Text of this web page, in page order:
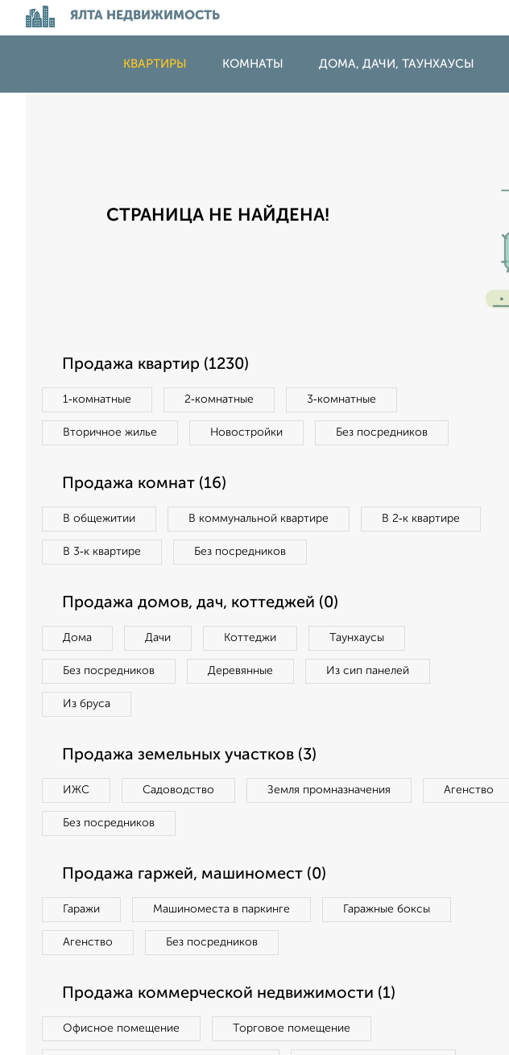
ЯЛТА НЕДВИЖИМОСТЬ
КВАРТИРЫ КОМНАТЫ ДОМА, ДАЧИ, ТАУНХАУСЫ
СТРАНИЦА НЕ НАЙДЕНА!
Продажа квартир (1230)
1‑комнатные 2‑комнатные 3‑комнатные
Вторичное жилье Новостройки Без посредников
Продажа комнат (16)
В общежитии В коммунальной квартире В 2‑к квартире
В 3‑к квартире Без посредников
Продажа домов, дач, коттеджей (0)
Дома Дачи Коттеджи Таунхаусы
Без посредников Деревянные Из сип панелей
Из бруса
Продажа земельных участков (3)
ИЖС Садоводство Земля промназначения Агенство
Без посредников
Продажа гаржей, машиномест (0)
Гаражи Машиноместа в паркинге Гаражные боксы
Агенство Без посредников
Продажа коммерческой недвижимости (1)
Офисное помещение Торговое помещение